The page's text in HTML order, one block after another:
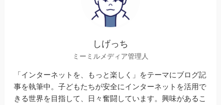
しげっち
ミーミルメディア管理人
「インターネットを、もっと楽しく」をテーマにブログ記
事を執筆中。子どもたちが安全にインターネットを活用で
きる世界を目指して、日々奮闘しています。興味があるこ